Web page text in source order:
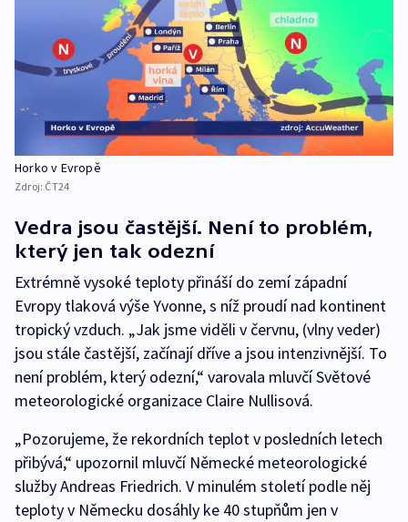
Horko v Evropě
Zdroj: ČT24
Vedra jsou častější. Není to problém,
který jen tak odezní
Extrémně vysoké teploty přináší do zemí západní
Evropy tlaková výše Yvonne, s níž proudí nad kontinent
tropický vzduch. „Jak jsme viděli v červnu, (vlny veder)
jsou stále častější, začínají dříve a jsou intenzivnější. To
není problém, který odezní,“ varovala mluvčí Světové
meteorologické organizace Claire Nullisová.
„Pozorujeme, že rekordních teplot v posledních letech
přibývá,“ upozornil mluvčí Německé meteorologické
služby Andreas Friedrich. V minulém století podle něj
teploty v Německu dosáhly ke 40 stupňům jen v